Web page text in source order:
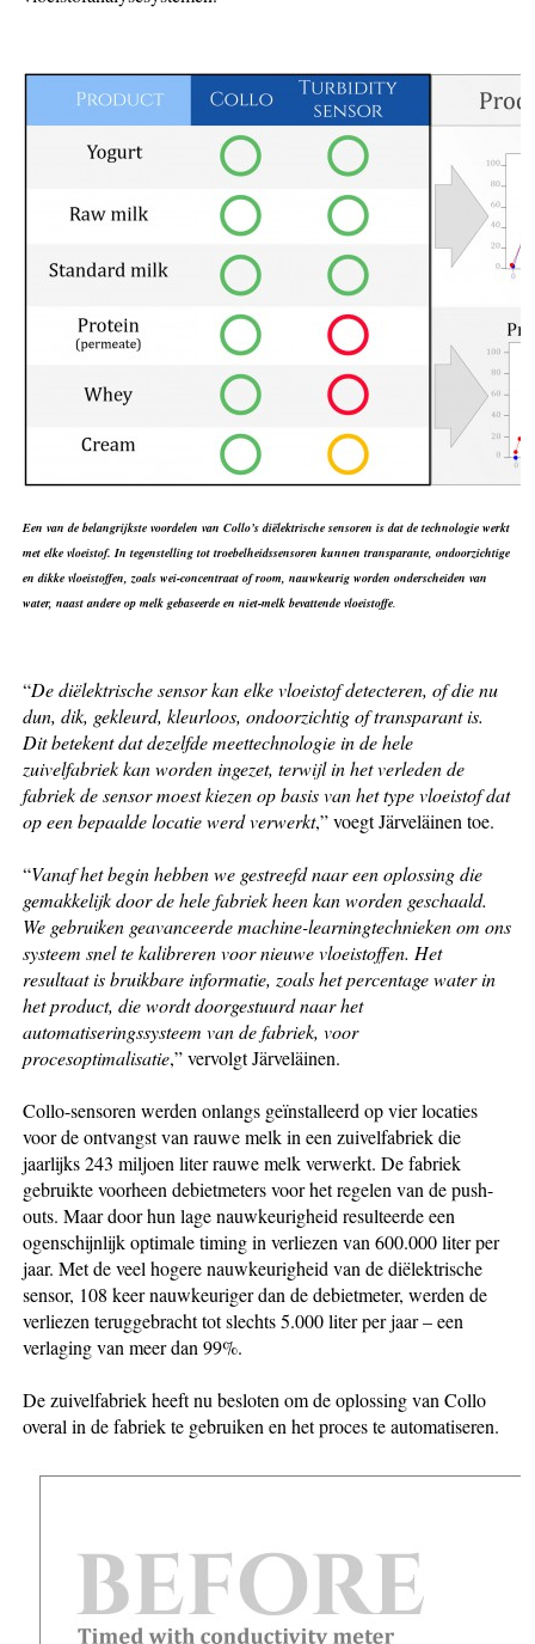
Een van de belangrijkste voordelen van Collo’s diëlektrische sensoren is dat de technologie werkt
met elke vloeistof. In tegenstelling tot troebelheidssensoren kunnen transparante, ondoorzichtige
en dikke vloeistoffen, zoals wei-concentraat of room, nauwkeurig worden onderscheiden van
water, naast andere op melk gebaseerde en niet-melk bevattende vloeistoffe.
“De diëlektrische sensor kan elke vloeistof detecteren, of die nu
dun, dik, gekleurd, kleurloos, ondoorzichtig of transparant is.
Dit betekent dat dezelfde meettechnologie in de hele
zuivelfabriek kan worden ingezet, terwijl in het verleden de
fabriek de sensor moest kiezen op basis van het type vloeistof dat
op een bepaalde locatie werd verwerkt,” voegt Järveläinen toe.
“Vanaf het begin hebben we gestreefd naar een oplossing die
gemakkelijk door de hele fabriek heen kan worden geschaald.
We gebruiken geavanceerde machine-learningtechnieken om ons
systeem snel te kalibreren voor nieuwe vloeistoffen. Het
resultaat is bruikbare informatie, zoals het percentage water in
het product, die wordt doorgestuurd naar het
automatiseringssysteem van de fabriek, voor
procesoptimalisatie,” vervolgt Järveläinen.
Collo-sensoren werden onlangs geïnstalleerd op vier locaties
voor de ontvangst van rauwe melk in een zuivelfabriek die
jaarlijks 243 miljoen liter rauwe melk verwerkt. De fabriek
gebruikte voorheen debietmeters voor het regelen van de push-
outs. Maar door hun lage nauwkeurigheid resulteerde een
ogenschijnlijk optimale timing in verliezen van 600.000 liter per
jaar. Met de veel hogere nauwkeurigheid van de diëlektrische
sensor, 108 keer nauwkeuriger dan de debietmeter, werden de
verliezen teruggebracht tot slechts 5.000 liter per jaar – een
verlaging van meer dan 99%.
De zuivelfabriek heeft nu besloten om de oplossing van Collo
overal in de fabriek te gebruiken en het proces te automatiseren.